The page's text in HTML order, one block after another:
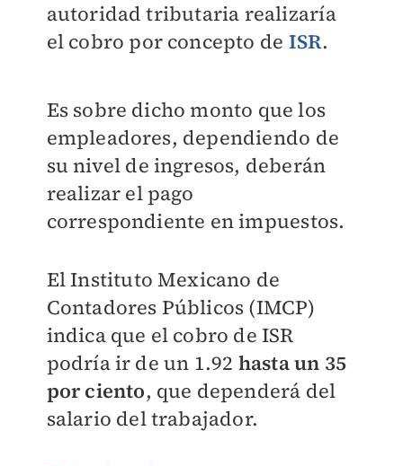
autoridad tributaria realizaría
el cobro por concepto de ISR.
Es sobre dicho monto que los
empleadores, dependiendo de
su nivel de ingresos, deberán
realizar el pago
correspondiente en impuestos.
El Instituto Mexicano de
Contadores Públicos (IMCP)
indica que el cobro de ISR
podría ir de un 1.92 hasta un 35
por ciento, que dependerá del
salario del trabajador.